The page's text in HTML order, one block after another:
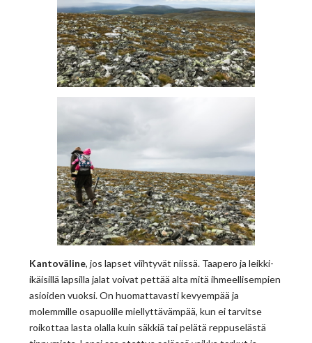
Kantoväline, jos lapset viihtyvät niissä. Taapero ja leikki-
ikäisillä lapsilla jalat voivat pettää alta mitä ihmeellisempien
asioiden vuoksi. On huomattavasti kevyempää ja
molemmille osapuolile miellyttävämpää, kun ei tarvitse
roikottaa lasta olalla kuin säkkiä tai pelätä reppuselästä